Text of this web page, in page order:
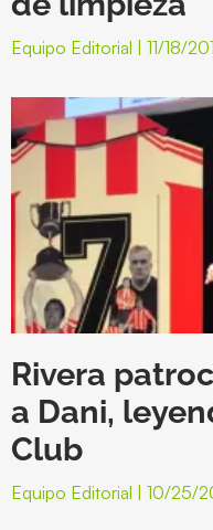
Equipo Editorial 11/18/
Rivera
a Dani,
Club
Equipo Editorial 10/25/